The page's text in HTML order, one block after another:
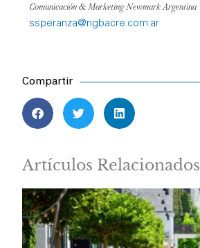
Comunicación & Marketing Newmark Argentina
ssperanza@ngbacre.com.ar
Compartir
Artículos Relacionados